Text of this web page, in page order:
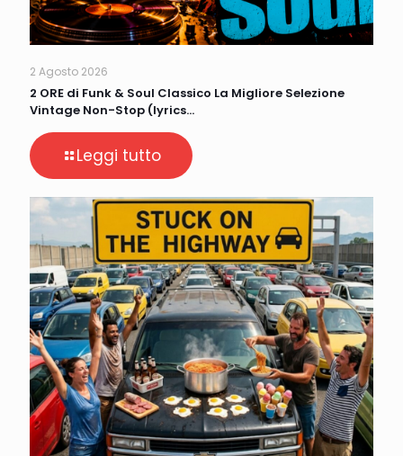
2 Agosto 2026
2 ORE di Funk & Soul Classico La Migliore Selezione
Vintage Non-Stop (lyrics…
Leggi tutto